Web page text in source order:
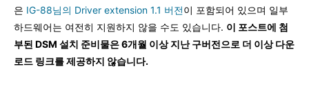
은 IG-88님의 Driver extension 1.1 버전이 포함되어 있으며 일부
하드웨어는 여전히 지원하지 않을 수도 있습니다. 이 포스트에 첨
부된 DSM 설치 준비물은 6개월 이상 지난 구버전으로 더 이상 다운
로드 링크를 제공하지 않습니다.